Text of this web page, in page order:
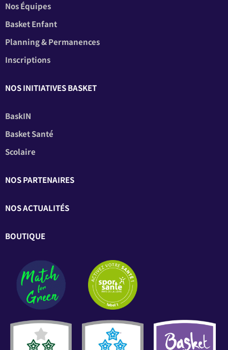
Nos Équipes
Basket Enfant
Planning & Permanences
Inscriptions
NOS INITIATIVES BASKET
BaskIN
Basket Santé
Scolaire
NOS PARTENAIRES
NOS ACTUALITÉS
BOUTIQUE